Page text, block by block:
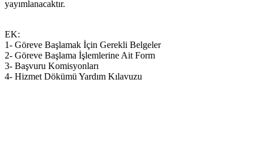
yayımlanacaktır.
EK:
1- Göreve Başlamak İçin Gerekli Belgeler
2- Göreve Başlama İşlemlerine Ait Form
3- Başvuru Komisyonları
4- Hizmet Dökümü Yardım Kılavuzu